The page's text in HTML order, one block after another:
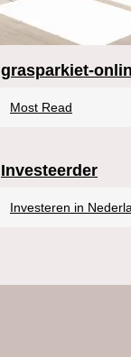
grasparkiet-
Most Read
Investeerder
Investeren in